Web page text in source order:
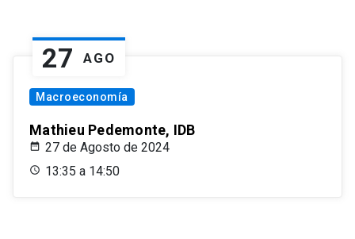
27 AGO
Macroeconomía
Mathieu Pedemonte, IDB
27 de Agosto de 2024
13:35 a 14:50